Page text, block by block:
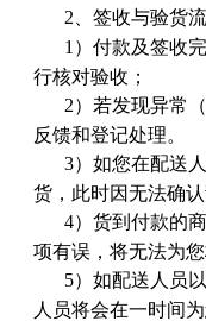
2 、签收与验货
1 ）付款及签收
行核对验收；
2）若发现异常
反馈和登记处理。
3）如您在配送
货，此时因无法确
4）货到付款的
项有误，将无法为
5）如配送人员
人员将会在一时间